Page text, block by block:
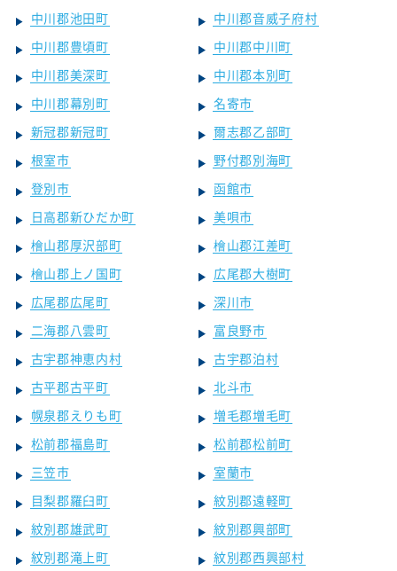
中川郡池田町
中川郡音威子府村
中川郡豊頃町
中川郡中川町
中川郡美深町
中川郡本別町
中川郡幕別町
名寄市
新冠郡新冠町
爾志郡乙部町
根室市
野付郡別海町
登別市
函館市
日高郡新ひだか町
美唄市
檜山郡厚沢部町
檜山郡江差町
檜山郡上ノ国町
広尾郡大樹町
広尾郡広尾町
深川市
二海郡八雲町
富良野市
古宇郡神恵内村
古宇郡泊村
古平郡古平町
北斗市
幌泉郡えりも町
増毛郡増毛町
松前郡福島町
松前郡松前町
三笠市
室蘭市
目梨郡羅臼町
紋別郡遠軽町
紋別郡雄武町
紋別郡興部町
紋別郡滝上町
紋別郡西興部村